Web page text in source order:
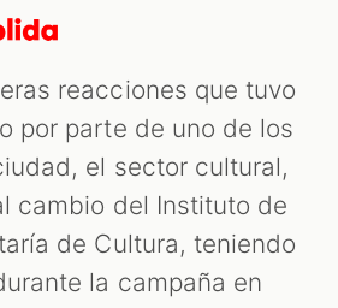
reacciones que tuvo
por parte de uno de los
el sector cultural,
cambio del Instituto de
de Cultura, teniendo
la campaña en